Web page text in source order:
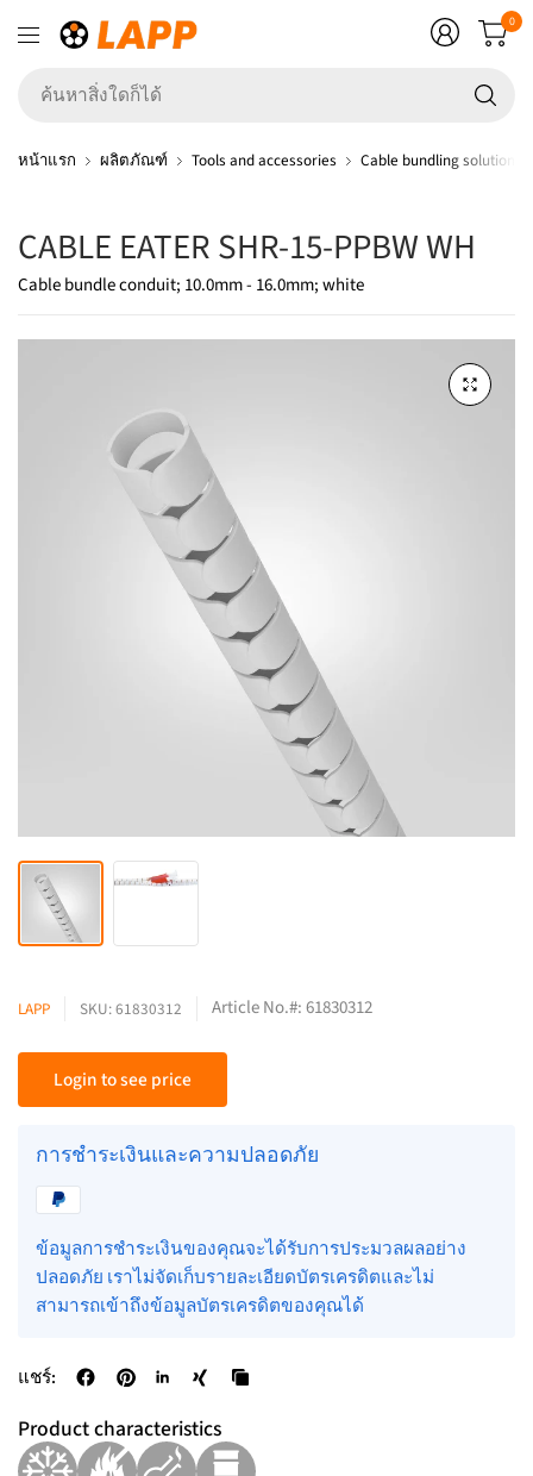
0
หน้าแรก ผลิตภัณฑ์ Tools and accessories Cable bundling solutions
CABLE EATER SHR-15-PPBW WH
Cable bundle conduit; 10.0mm - 16.0mm; white
LAPP SKU: 61830312 Article No.#: 61830312
Login to see price
การชำระเงินและความปลอดภัย
ข้อมูลการชำระเงินของคุณจะได้รับการประมวลผลอย่าง
ปลอดภัย เราไม่จัดเก็บรายละเอียดบัตรเครดิตและไม่
สามารถเข้าถึงข้อมูลบัตรเครดิตของคุณได้
แชร์:
Product characteristics